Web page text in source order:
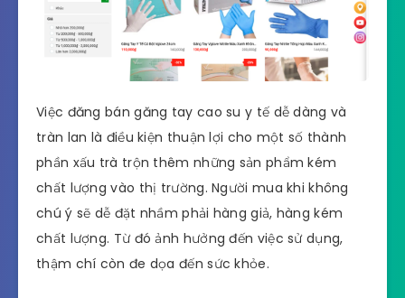
Việc đăng bán găng tay cao su y tế dễ dàng và
tràn lan là điều kiện thuận lợi cho một số thành
phần xấu trà trộn thêm những sản phẩm kém
chất lượng vào thị trường. Người mua khi không
chú ý sẽ dễ đặt nhầm phải hàng giả, hàng kém
chất lượng. Từ đó ảnh hưởng đến việc sử dụng,
thậm chí còn đe dọa đến sức khỏe.